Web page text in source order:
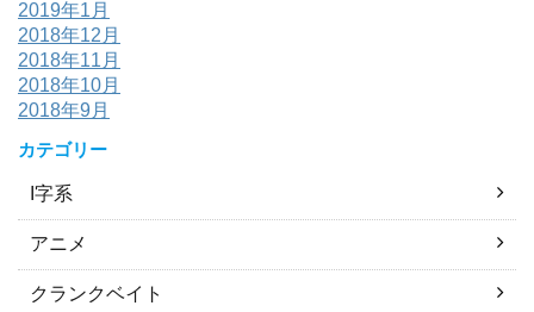
2019年1月
2018年12月
2018年11月
2018年10月
2018年9月
カテゴリー
I字系
アニメ
クランクベイト